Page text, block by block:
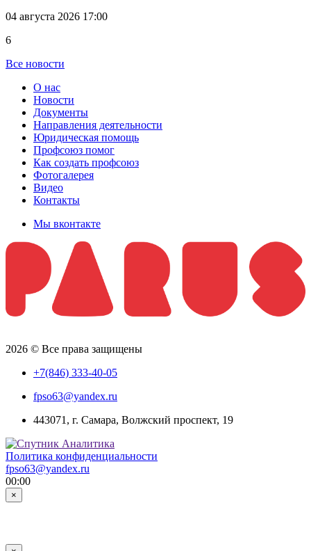
04 августа 2026 17:00
6
Все новости
О нас
Новости
Документы
Направления деятельности
Юридическая помощь
Профсоюз помог
Как создать профсоюз
Фотогалерея
Видео
Контакты
Мы вконтакте
2026 © Все права защищены
+7(846) 333-40-05
fpso63@yandex.ru
443071, г. Самара, Волжский проспект, 19
Политика конфиденциальности
fpso63@yandex.ru
00:00
×